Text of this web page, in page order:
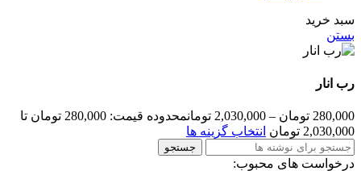
سبد خرید
بستن
رب انار
280,000 تومان –
2,030,000 تومان
محدوده قیمت: 280,000 تومان تا
2,030,000 تومان
انتخاب گزینه ها
جستجو
درخواست های محبوب: